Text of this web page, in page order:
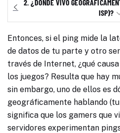
2. ¿DÓNDE VIVO
ISP)?
Entonces, si el ping mide la
de datos de tu parte y otro
través de Internet, ¿qué
los juegos? Resulta que hay
sin embargo, uno de ellos es
geográficamente hablando
significa que los gamers que
servidores experimentan